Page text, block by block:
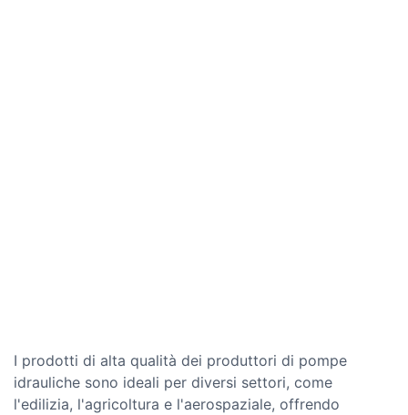
I prodotti di alta qualità dei produttori di pompe
idrauliche sono ideali per diversi settori, come
l'edilizia, l'agricoltura e l'aerospaziale, offrendo